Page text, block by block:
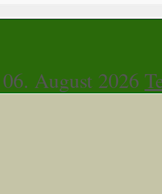
August 2026